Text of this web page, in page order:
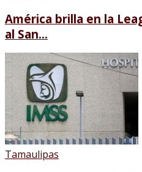
América brilla en la
al San...
Tamaulipas